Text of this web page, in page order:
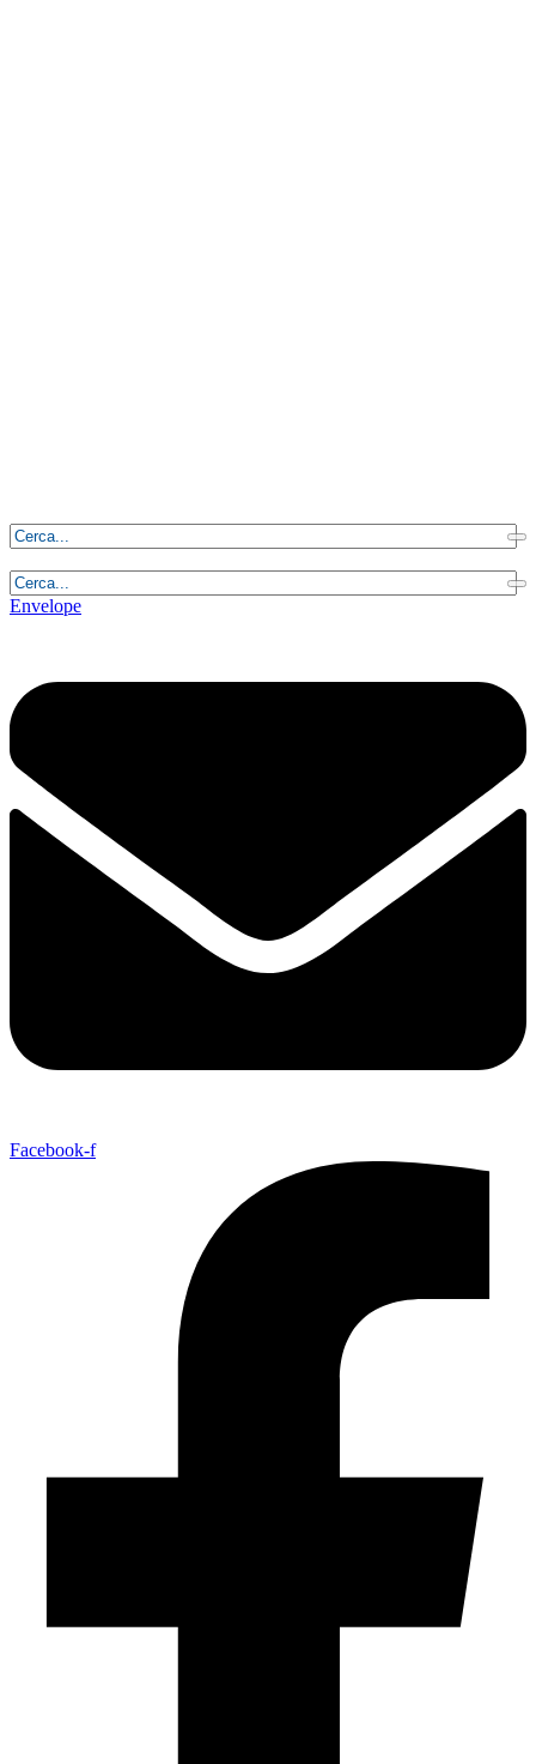
Envelope
Facebook-f